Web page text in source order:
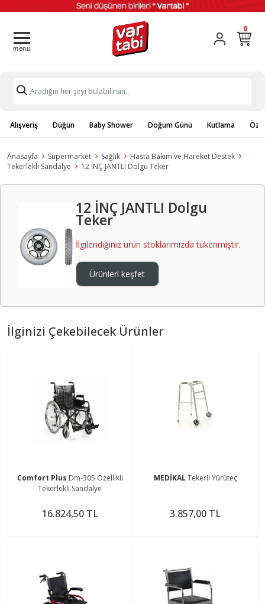
0
Alışveriş Düğün Baby Shower Doğum Günü Kutlama
Anasayfa Süpermarket Sağlık
Hasta Bakım ve Hareket Destek
Tekerlekli Sandalye
12 İNÇ JANTLI Dolgu Teker
12 İNÇ JANTLI Dolgu
Teker
İlgilendiğiniz ürün stoklarımızda tükenmiştir.
Ürünleri keşfet
İlginizi Çekebilecek Ürünler
Comfort Plus Dm-305 Özellikli
Tekerlekli Sandalye
16.824,50 TL
MEDİKALTekerli Yürüteç
3.857,00 TL